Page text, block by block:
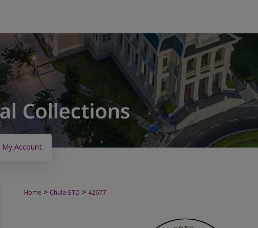
My Account
Home > Chula-ETD > 42677